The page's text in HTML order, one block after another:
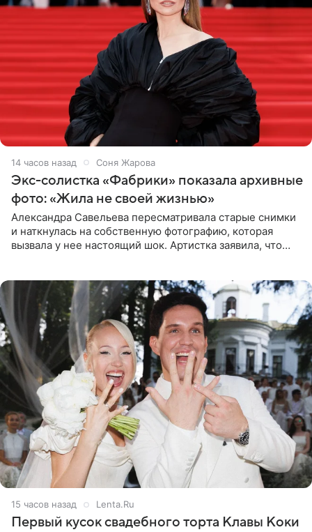
14 часов назад Соня Жарова
Экс-солистка «Фабрики» показала архивные
фото: «Жила не своей жизнью»
Александра Савельева пересматривала старые снимки
и наткнулась на собственную фотографию, которая
вызвала у нее настоящий шок. Артистка заявила, что
15 часов назад Lenta.Ru
Первый кусок свадебного торта Клавы Коки